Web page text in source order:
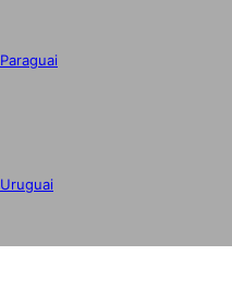
Paraguai
Uruguai